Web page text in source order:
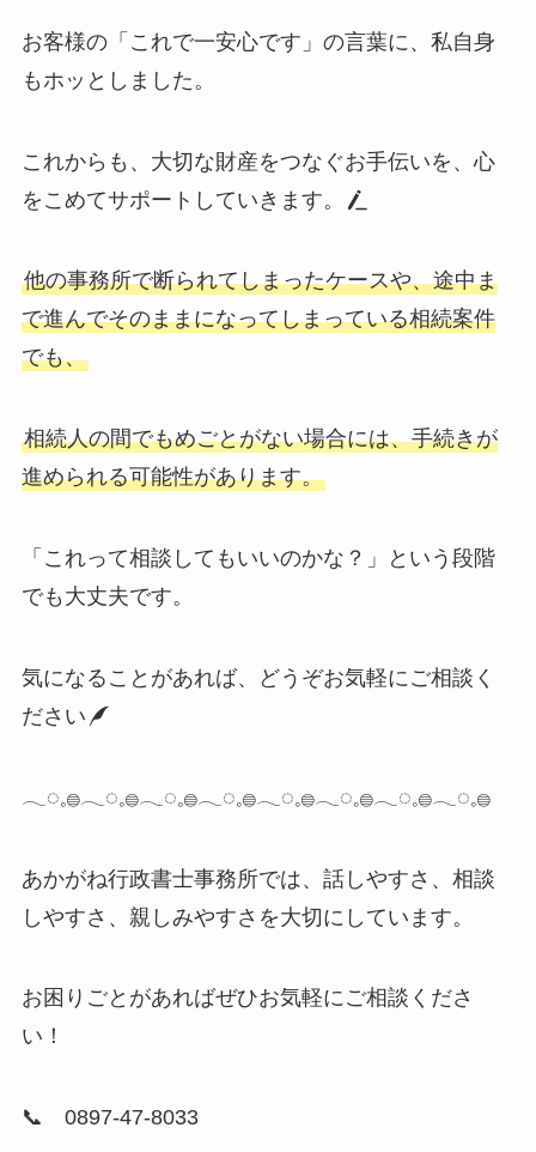
お客様の「これで一安心です」の言葉に、私自身
もホッとしました。
これからも、大切な財産をつなぐお手伝いを、心
をこめてサポートしていきます。
他の事務所で断られてしまったケースや、途中ま
で進んでそのままになってしまっている相続案件
でも、
相続人の間でもめごとがない場合には、手続きが
進められる可能性があります。
「これって相談してもいいのかな？」という段階
でも大丈夫です。
気になることがあれば、どうぞお気軽にご相談く
ださい
𓂃◌𓈒𓐍𓂃◌𓈒𓐍𓂃◌𓈒𓐍𓂃◌𓈒𓐍𓂃◌𓈒𓐍𓂃◌𓈒𓐍𓂃◌𓈒𓐍𓂃◌𓈒𓐍
あかがね行政書士事務所では、話しやすさ、相談
しやすさ、親しみやすさを大切にしています。
お困りごとがあればぜひお気軽にご相談くださ
い！
📞 0897-47-8033